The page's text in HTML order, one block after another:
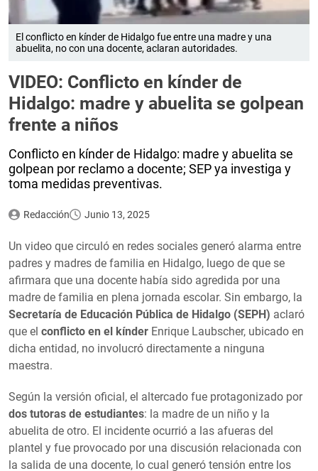
El conflicto en kínder de Hidalgo fue entre una madre y una
abuelita, no con una docente, aclaran autoridades.
VIDEO: Conflicto en kínder de
Hidalgo: madre y abuelita se golpean
frente a niños
Conflicto en kínder de Hidalgo: madre y abuelita se
golpean por reclamo a docente; SEP ya investiga y
toma medidas preventivas.
Redacción Junio 13, 2025
Un video que circuló en redes sociales generó alarma entre
padres y madres de familia en Hidalgo, luego de que se
afirmara que una docente había sido agredida por una
madre de familia en plena jornada escolar. Sin embargo, la
Secretaría de Educación Pública de Hidalgo (SEPH) aclaró
que el conflicto en el kínder Enrique Laubscher, ubicado en
dicha entidad, no involucró directamente a ninguna
maestra.
Según la versión oficial, el altercado fue protagonizado por
dos tutoras de estudiantes: la madre de un niño y la
abuelita de otro. El incidente ocurrió a las afueras del
plantel y fue provocado por una discusión relacionada con
la salida de una docente, lo cual generó tensión entre los